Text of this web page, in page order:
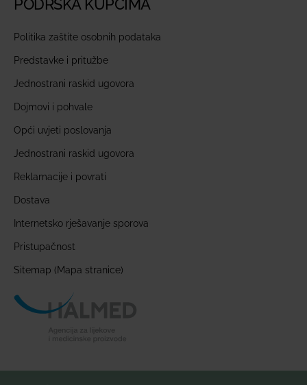
PODRŠKA KUPCIMA
Politika zaštite osobnih podataka
Predstavke i pritužbe
Jednostrani raskid ugovora
Dojmovi i pohvale
Opći uvjeti poslovanja
Jednostrani raskid ugovora
Reklamacije i povrati
Dostava
Internetsko rješavanje sporova
Pristupačnost
Sitemap (Mapa stranice)